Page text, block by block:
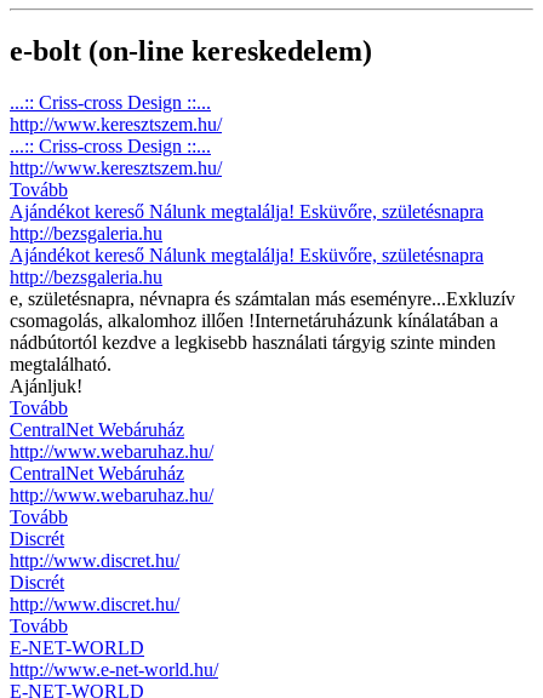
e-bolt (on-line kereskedelem)
...:: Criss-cross Design ::...
http://www.keresztszem.hu/
...:: Criss-cross Design ::...
http://www.keresztszem.hu/
Tovább
Ajándékot kereső Nálunk megtalálja! Esküvőre, születésnapra
http://bezsgaleria.hu
Ajándékot kereső Nálunk megtalálja! Esküvőre, születésnapra
http://bezsgaleria.hu
e, születésnapra, névnapra és számtalan más eseményre...Exkluzív
csomagolás, alkalomhoz illően !Internetáruházunk kínálatában a
nádbútortól kezdve a legkisebb használati tárgyig szinte minden
megtalálható.
Ajánljuk!
Tovább
CentralNet Webáruház
http://www.webaruhaz.hu/
CentralNet Webáruház
http://www.webaruhaz.hu/
Tovább
Discrét
http://www.discret.hu/
Discrét
http://www.discret.hu/
Tovább
E-NET-WORLD
http://www.e-net-world.hu/
E-NET-WORLD